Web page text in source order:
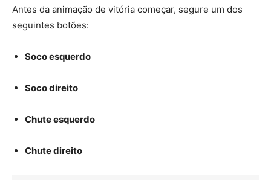
Antes da animação de vitória começar, segure um dos
seguintes botões:
Soco esquerdo
Soco direito
Chute esquerdo
Chute direito